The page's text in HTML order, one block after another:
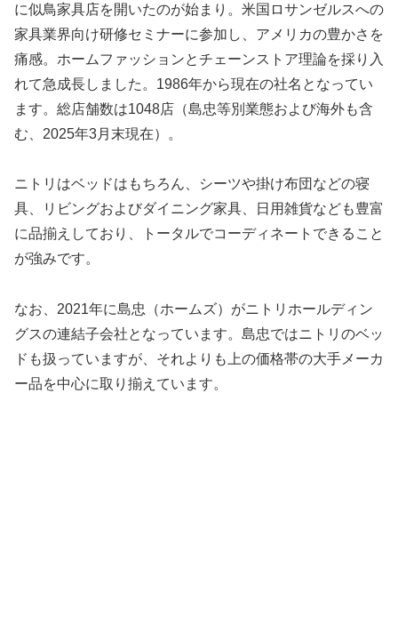
に似鳥家具店を開いたのが始まり。米国ロサンゼルスへの
家具業界向け研修セミナーに参加し、アメリカの豊かさを
痛感。ホームファッションとチェーンストア理論を採り入
れて急成長しました。1986年から現在の社名となってい
ます。総店舗数は1048店（島忠等別業態および海外も含
む、2025年3月末現在）。
ニトリはベッドはもちろん、シーツや掛け布団などの寝
具、リビングおよびダイニング家具、日用雑貨なども豊富
に品揃えしており、トータルでコーディネートできること
が強みです。
なお、2021年に島忠（ホームズ）がニトリホールディン
グスの連結子会社となっています。島忠ではニトリのベッ
ドも扱っていますが、それよりも上の価格帯の大手メーカ
ー品を中心に取り揃えています。